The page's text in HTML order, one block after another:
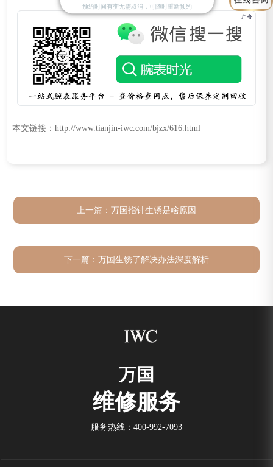
本文链接：http://www.tianjin-iwc.com/bjzx/616.html
上一篇： 万国指针生锈是啥原因
下一篇： 万国生锈了解决办法深度解析
万国
维修服务
服务热线： 400-992-7093
预约时间有变无需取消，可随时重新预约